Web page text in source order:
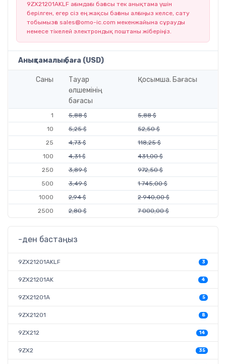
9ZX21201AKLF ағымдағы бағасы тек анықтама үшін
берілген, егер сіз ең жақсы бағаны алғыңыз келсе, сату
тобымызға sales@omo-ic.com мекенжайына сұрауды
немесе тікелей электрондық поштаны жіберіңіз.
Анықтамалық баға (USD)
Саны
Тауар
өлшемінің
бағасы
Қосымша. Бағасы
1 5,88 $
5,88 $
10
5,25 $
52,50 $
25
4,73 $
118,25 $
100
4,31 $
431,00 $
250
3,89 $
972,50 $
500
3,49 $
1 745,00 $
1000
2,94 $
2 940,00 $
2500
2,80 $ 7 000,00 $
-ден бастаңыз
9ZX21201AKLF 3
9ZX21201AK 4
9ZX21201A 5
9ZX21201 8
9ZX212 14
9ZX2 35